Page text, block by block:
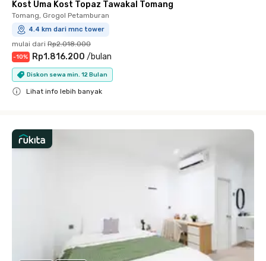
Kost Uma Kost Topaz Tawakal Tomang
Tomang, Grogol Petamburan
4.4 km dari mnc tower
mulai dari Rp2.018.000
-10% Rp1.816.200 /bulan
Diskon sewa min. 12 Bulan
Lihat info lebih banyak